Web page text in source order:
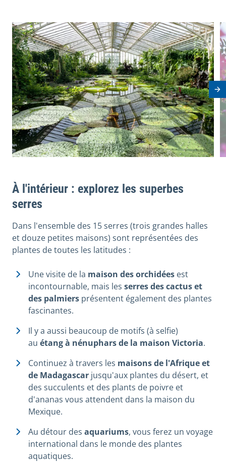
View image in modal
À l'intérieur : explorez les superbes
serres
Dans l'ensemble des 15 serres (trois grandes halles
et douze petites maisons) sont représentées des
plantes de toutes les latitudes :
Une visite de la maison des orchidées est
incontournable, mais les serres des cactus et
des palmiers présentent également des plantes
fascinantes.
Il y a aussi beaucoup de motifs (à selfie)
au étang à nénuphars de la maison Victoria.
Continuez à travers les maisons de l'Afrique et
de Madagascar jusqu'aux plantes du désert, et
des succulents et des plants de poivre et
d'ananas vous attendent dans la maison du
Mexique.
Au détour des aquariums, vous ferez un voyage
international dans le monde des plantes
aquatiques.